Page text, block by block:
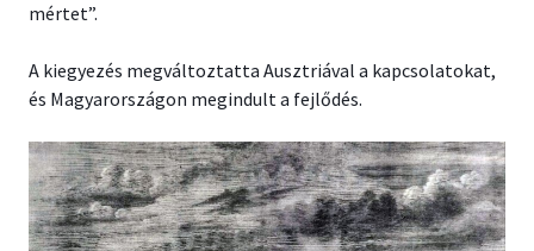
mértet”.
A kiegyezés megváltoztatta Ausztriával a kapcsolatokat,
és Magyarországon megindult a fejlődés.